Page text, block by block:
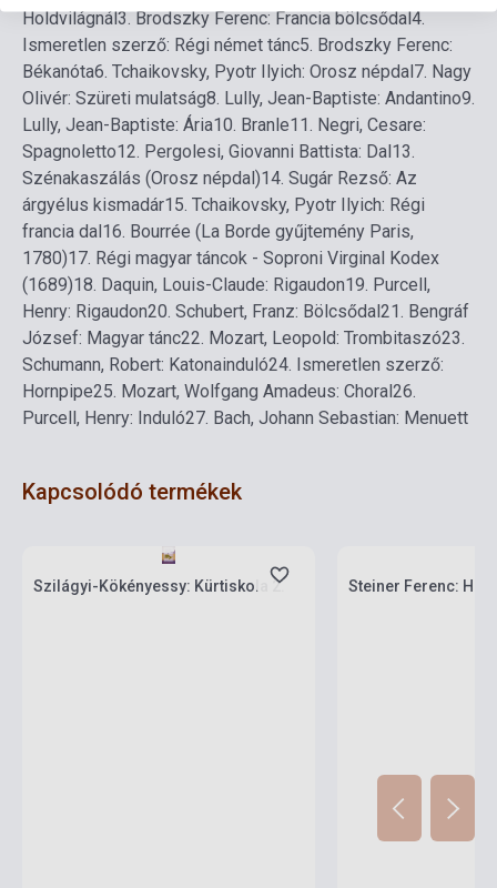
Holdvilágnál3.Brodszky Ferenc: Francia bölcsődal4.
Ismeretlen szerző: Régi német tánc5. Brodszky Ferenc:
Békanóta6. Tchaikovsky, Pyotr Ilyich: Orosz népdal7. Nagy
Olivér: Szüreti mulatság8. Lully, Jean-Baptiste: Andantino9.
Lully, Jean-Baptiste: Ária10. Branle11. Negri, Cesare:
Spagnoletto12. Pergolesi, Giovanni Battista: Dal13.
Szénakaszálás (Orosz népdal)14. Sugár Rezső: Az
árgyélus kismadár15. Tchaikovsky, Pyotr Ilyich: Régi
francia dal16. Bourrée (La Borde gyűjtemény Paris,
1780)17. Régi magyar táncok - Soproni Virginal Kodex
(1689)18. Daquin, Louis-Claude: Rigaudon19. Purcell,
Henry: Rigaudon20. Schubert, Franz: Bölcsődal21. Bengráf
József: Magyar tánc22. Mozart, Leopold: Trombitaszó23.
Schumann, Robert: Katonainduló24. Ismeretlen szerző:
Hornpipe25. Mozart, Wolfgang Amadeus: Choral26.
Purcell, Henry: Induló27. Bach, Johann Sebastian: Menuett
Kapcsolódó termékek
Szilágyi-Kökényessy: Kürtiskola 2. Steiner Ferenc: